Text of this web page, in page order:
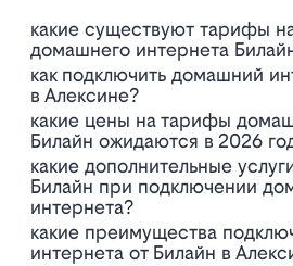
Какие существуют тарифы на подключение
домашнего интернета
Как подключить домашний интернет Билайн
в Алексине?
Какие цены на тарифы домашнего интернета
Билайн ожидаются в 2026
Какие дополнительные услуги предлагает
Билайн при подключении
интернета?
Какие преимущества подключения
интернета от Билайн в